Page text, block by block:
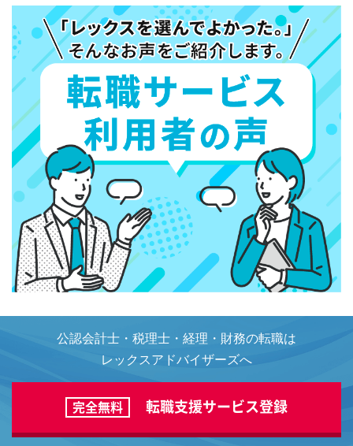
公認会計士・税理士・経理・財務の転職は
レックスアドバイザーズへ
完全無料 転職支援サービス登録